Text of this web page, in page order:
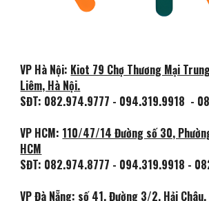
VP Hà Nội: Kiot 79 Chợ Thương Mại
Liêm, Hà Nội.
SĐT: 082.974.9777 - 094.319.9918 -
VP HCM: 110/47/14 Đường số 30,
HCM
SĐT: 082.974.8777 - 094.319.9918 -
VP Đà Nẵng: số 41, Đường 3/2, Hải Châu,